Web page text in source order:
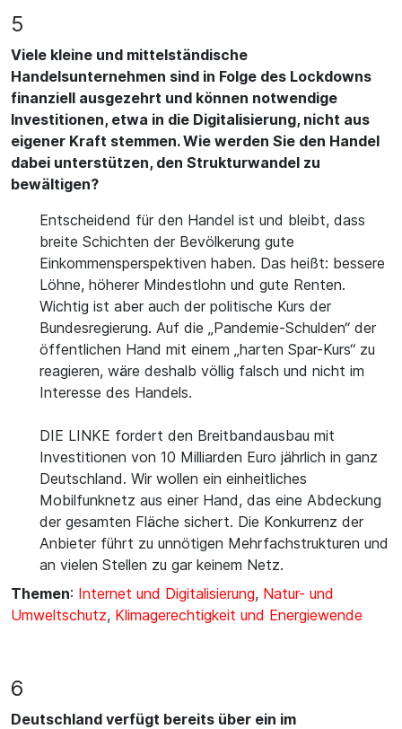
5
Viele kleine und mittelständische
Handelsunternehmen sind in Folge des Lockdowns
finanziell ausgezehrt und können notwendige
Investitionen, etwa in die Digitalisierung, nicht aus
eigener Kraft stemmen. Wie werden Sie den Handel
dabei unterstützen, den Strukturwandel zu
bewältigen?
Entscheidend für den Handel ist und bleibt, dass
breite Schichten der Bevölkerung gute
Einkommensperspektiven haben. Das heißt: bessere
Löhne, höherer Mindestlohn und gute Renten.
Wichtig ist aber auch der politische Kurs der
Bundesregierung. Auf die „Pandemie-Schulden“ der
öffentlichen Hand mit einem „harten Spar-Kurs“ zu
reagieren, wäre deshalb völlig falsch und nicht im
Interesse des Handels.
DIE LINKE fordert den Breitbandausbau mit
Investitionen von 10 Milliarden Euro jährlich in ganz
Deutschland. Wir wollen ein einheitliches
Mobilfunknetz aus einer Hand, das eine Abdeckung
der gesamten Fläche sichert. Die Konkurrenz der
Anbieter führt zu unnötigen Mehrfachstrukturen und
an vielen Stellen zu gar keinem Netz.
Themen: Internet und Digitalisierung, Natur- und
Umweltschutz, Klimagerechtigkeit und Energiewende
6
Deutschland verfügt bereits über ein im